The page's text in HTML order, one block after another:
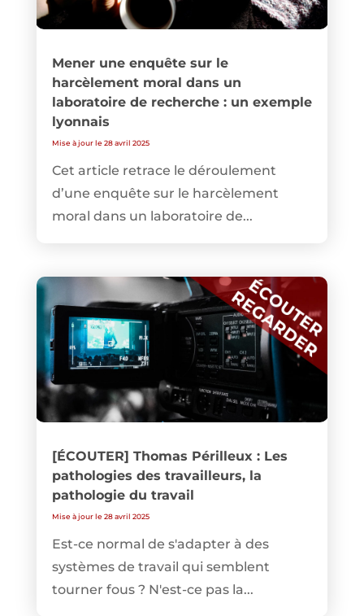
Mener une enquête sur le
harcèlement moral dans un
laboratoire de recherche : un exemple
lyonnais
Mise à jour le 28 avril 2025
Cet article retrace le déroulement
d’une enquête sur le harcèlement
moral dans un laboratoire de...
[ÉCOUTER] Thomas Périlleux : Les
pathologies des travailleurs, la
pathologie du travail
Mise à jour le 28 avril 2025
Est-ce normal de s'adapter à des
systèmes de travail qui semblent
tourner fous ? N'est-ce pas la...